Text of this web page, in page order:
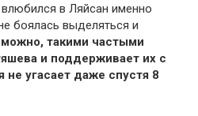
в Ляйсан именно
боялась выделяться и
такими частыми
и поддерживает их с
не угасает даже спустя 8